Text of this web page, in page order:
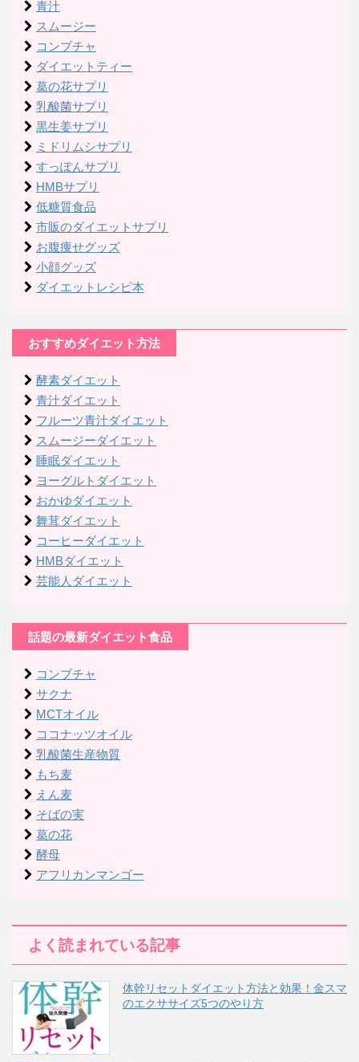
青汁
スムージー
コンブチャ
ダイエットティー
葛の花サプリ
乳酸菌サプリ
黒生姜サプリ
ミドリムシサプリ
すっぽんサプリ
HMBサプリ
低糖質食品
市販のダイエットサプリ
お腹痩せグッズ
小顔グッズ
ダイエットレシピ本
おすすめダイエット方法
酵素ダイエット
青汁ダイエット
フルーツ青汁ダイエット
スムージーダイエット
睡眠ダイエット
ヨーグルトダイエット
おかゆダイエット
舞茸ダイエット
コーヒーダイエット
HMBダイエット
芸能人ダイエット
話題の最新ダイエット食品
コンブチャ
サクナ
MCTオイル
ココナッツオイル
乳酸菌生産物質
もち麦
えん麦
そばの実
葛の花
酵母
アフリカンマンゴー
よく読まれている記事
体幹リセットダイエット方法と効果！金スマ
のエクササイズ5つのやり方